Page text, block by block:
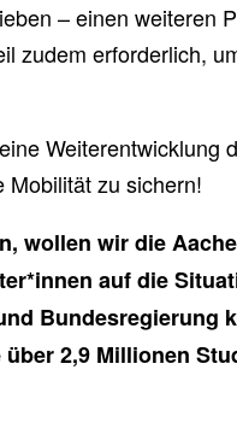
– einen weiteren
zudem erforderlich,
Weiterentwicklung
Mobilität zu sichern!
wollen wir die
auf die
Bundesregierung
2,9 Millionen